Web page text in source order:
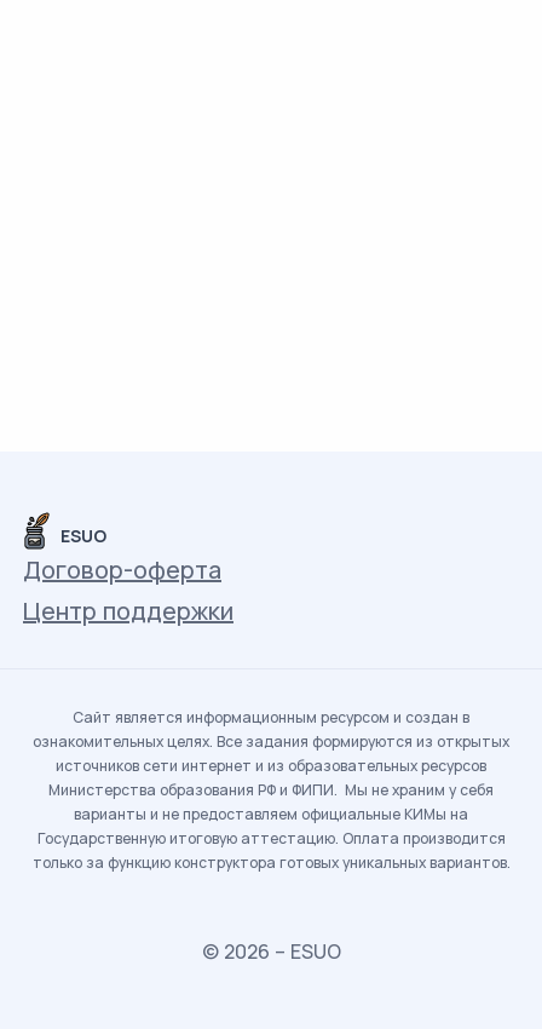
ESUO
Договор-оферта
Центр поддержки
Сайт является информационным ресурсом и создан в
ознакомительных целях. Все задания формируются из открытых
источников сети интернет и из образовательных ресурсов
Министерства образования РФ и ФИПИ. Мы не храним у себя
варианты и не предоставляем официальные КИМы на
Государственную итоговую аттестацию. Оплата производится
только за функцию конструктора готовых уникальных вариантов.
© 2026 – ESUO